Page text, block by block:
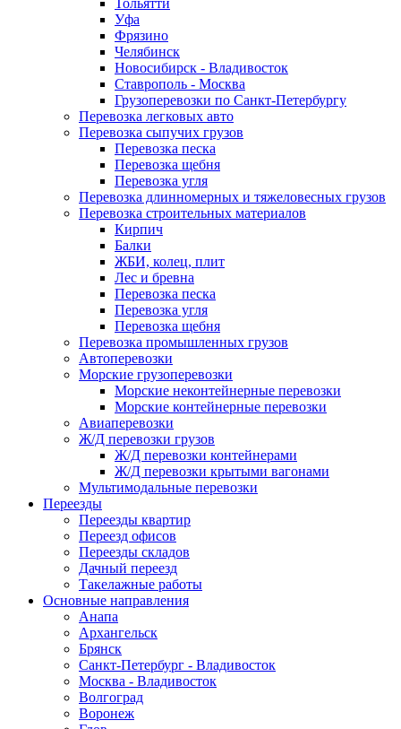
Тольятти
Уфа
Фрязино
Челябинск
Новосибирск - Владивосток
Ставрополь - Москва
Грузоперевозки по Санкт-Петербургу
Перевозка легковых авто
Перевозка сыпучих грузов
Перевозка песка
Перевозка щебня
Перевозка угля
Перевозка длинномерных и тяжеловесных грузов
Перевозка строительных материалов
Кирпич
Балки
ЖБИ, колец, плит
Лес и бревна
Перевозка песка
Перевозка угля
Перевозка щебня
Перевозка промышленных грузов
Автоперевозки
Морские грузоперевозки
Морские неконтейнерные перевозки
Морские контейнерные перевозки
Авиаперевозки
Ж/Д перевозки грузов
Ж/Д перевозки контейнерами
Ж/Д перевозки крытыми вагонами
Мультимодальные перевозки
Переезды
Переезды квартир
Переезд офисов
Переезды складов
Дачный переезд
Такелажные работы
Основные направления
Анапа
Архангельск
Брянск
Санкт-Петербург - Владивосток
Москва - Владивосток
Волгоград
Воронеж